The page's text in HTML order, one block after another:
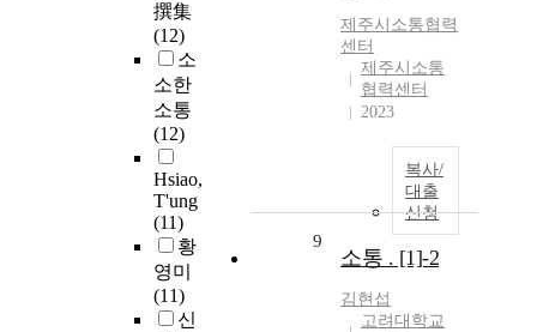
撰集
(12)
소
소한
소통
(12)
Hsiao,
T'ung
(11)
황
영미
(11)
신
제주시 소통협력
센터
제주시소통
협력센터
2023
복사/
대출
신청
9
소통 . [1]-2
김현섭
고려대학교